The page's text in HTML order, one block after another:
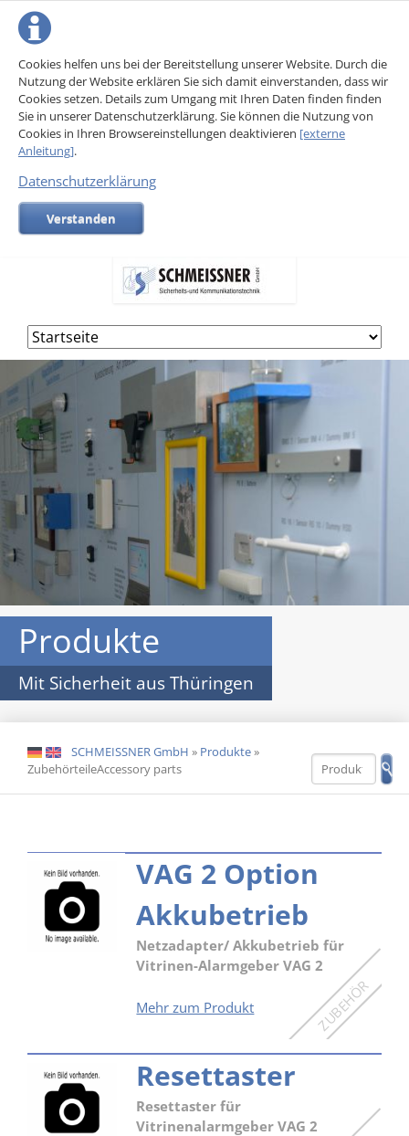
Cookies helfen uns bei der Bereitstellung unserer Website. Durch die
Nutzung der Website erklären Sie sich damit einverstanden, dass wir
Cookies setzen. Details zum Umgang mit Ihren Daten finden finden
Sie in unserer Datenschutzerklärung. Sie können die Nutzung von
Cookies in Ihren Browsereinstellungen deaktivieren [externe
Anleitung].
Datenschutzerklärung
Verstanden
Navigation
überspringen
Produkte
Mit Sicherheit aus Thüringen
DE EN SCHMEISSNER GmbH » Produkte»
ZubehörteileAccessory parts
VAG 2 Option
Akkubetrieb
Netzadapter/ Akkubetrieb für
Vitrinen-Alarmgeber VAG 2
Mehr zum ProduktVAG
Akkubetrieb
Resettaster
Resettaster für
Vitrinenalarmgeber VAG 2